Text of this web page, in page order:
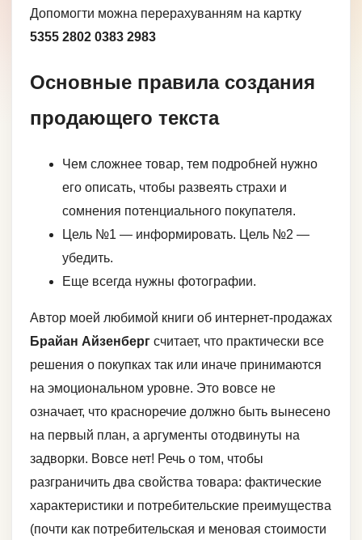
Допомогти можна перерахуванням на картку
5355 2802 0383 2983
Основные правила создания
продающего текста
Чем сложнее товар, тем подробней нужно
его описать, чтобы развеять страхи и
сомнения потенциального покупателя.
Цель №1 — информировать. Цель №2 —
убедить.
Еще всегда нужны фотографии.
Автор моей любимой книги об интернет-продажах
Брайан Айзенберг считает, что практически все
решения о покупках так или иначе принимаются
на эмоциональном уровне. Это вовсе не
означает, что красноречие должно быть вынесено
на первый план, а аргументы отодвинуты на
задворки. Вовсе нет! Речь о том, чтобы
разграничить два свойства товара: фактические
характеристики и потребительские преимущества
(почти как потребительская и меновая стоимости